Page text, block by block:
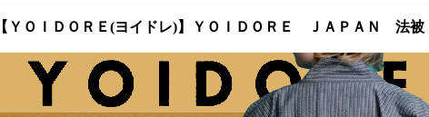
【ＹＯＩＤＯＲＥ(ヨイドレ)】ＹＯＩＤＯＲＥ ＪＡＰＡＮ 法被